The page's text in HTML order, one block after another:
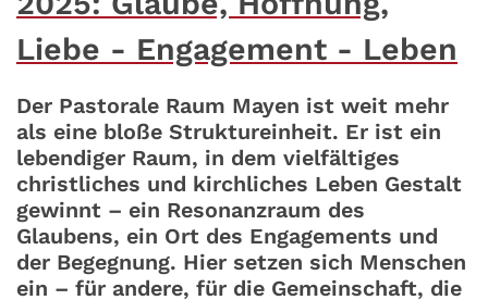
Liebe - Engagement - Leben
Der Pastorale Raum Mayen ist weit mehr
als eine bloße Struktureinheit. Er ist ein
lebendiger Raum, in dem vielfältiges
christliches und kirchliches Leben Gestalt
gewinnt – ein Resonanzraum des
Glaubens, ein Ort des Engagements und
der Begegnung. Hier setzen sich Menschen
ein – für andere, für die Gemeinschaft, die